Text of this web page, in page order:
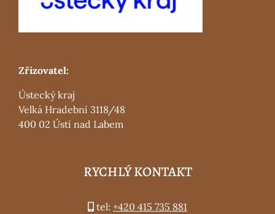
Zřizovatel:
Ústecký kraj
Velká Hradební 3118/48
400 02 Ústí nad Labem
RYCHLÝ KONTAKT
tel: +420 415 735 881